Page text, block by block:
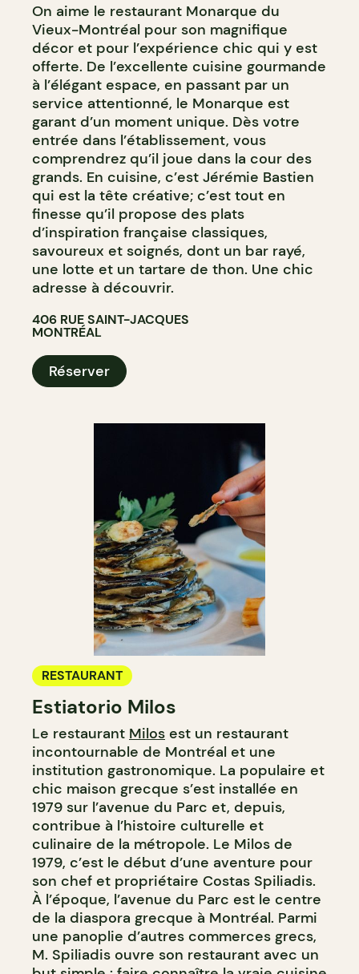
On aime le restaurant Monarque du
Vieux-Montréal pour son magnifique
décor et pour l’expérience chic qui y est
offerte. De l’excellente cuisine gourmande
à l’élégant espace, en passant par un
service attentionné, le Monarque est
garant d’un moment unique. Dès votre
entrée dans l’établissement, vous
comprendrez qu’il joue dans la cour des
grands. En cuisine, c’est Jérémie Bastien
qui est la tête créative; c’est tout en
finesse qu’il propose des plats
d’inspiration française classiques,
savoureux et soignés, dont un bar rayé,
une lotte et un tartare de thon. Une chic
adresse à découvrir.
406 RUE SAINT-JACQUES
MONTRÉAL
Réserver
RESTAURANT
Estiatorio Milos
Le restaurant Milos est un restaurant
incontournable de Montréal et une
institution gastronomique. La populaire et
chic maison grecque s’est installée en
1979 sur l’avenue du Parc et, depuis,
contribue à l’histoire culturelle et
culinaire de la métropole. Le Milos de
1979, c’est le début d’une aventure pour
son chef et propriétaire Costas Spiliadis.
À l’époque, l’avenue du Parc est le centre
de la diaspora grecque à Montréal. Parmi
une panoplie d’autres commerces grecs,
M. Spiliadis ouvre son restaurant avec un